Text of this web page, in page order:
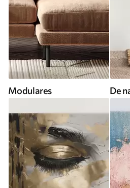
Modulares De